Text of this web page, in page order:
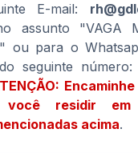
E-mail:
assunto "VAGA
ou para o
seguinte número:
você residir
acima.